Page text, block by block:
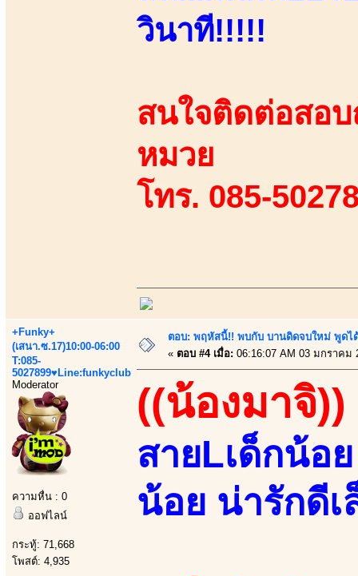
วินาที!!!!!
สนใจติดต่อสอบ
หมวย
โทร. 085-
+Funky+
(เสนา.ซ.17)10:00-06:00
T:085-
5027899♥Line:funkyclub
Moderator
ความหื่น : 0
ออฟไลน์
กระทู้: 71,668
โพสต์: 4,935
ตอบ: พฤหัสนี้!! พบกับ บานดิดจบใหม่ พูด
« ตอบ #4 เมื่อ: 06:16:07 AM 03 มกราคม
((น้องมาจิ))
สายLเด็กน้อ
น้อย น่ารักดีเ